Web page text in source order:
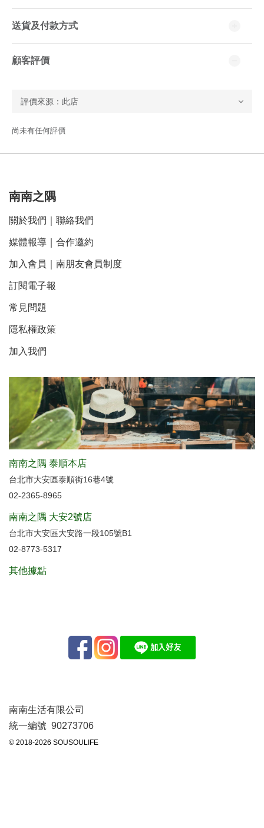
送貨及付款方式
顧客評價
尚未有任何評價
南南之隅
關於我們 聯絡我們
媒體報導 合作邀約
加入會員｜南朋友會員制度
訂閱電子報
常見問題
隱私權政策
加入我們
南南之隅 泰順本店
台北市大安區泰順街16巷4號
02-2365-8965
南南之隅 大安2號店
台北市大安區大安路一段105號B1
02-8773-5317
其他據點
南南生活有限公司
統一編號 90273706
© 2018-2026 SOUSOULIFE